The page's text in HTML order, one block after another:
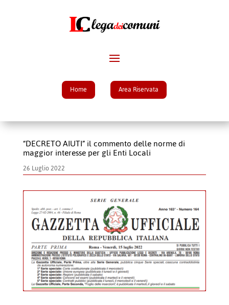
Home Area Riservata
“DECRETO AIUTI” il commento delle norme di
maggior interesse per gli Enti Locali
26 Luglio 2022